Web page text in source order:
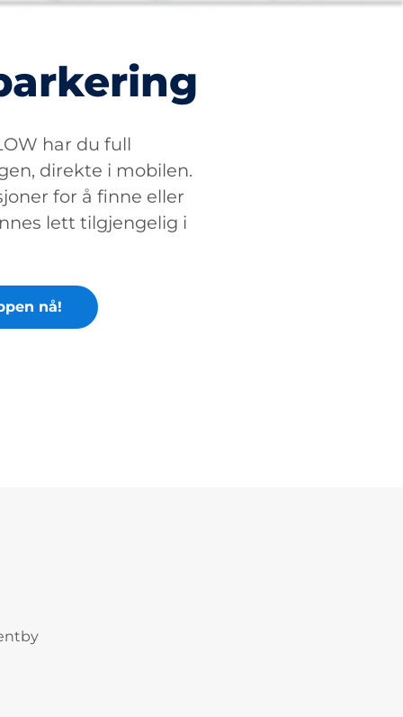
har du full
direkte i mobilen.
for å finne eller
lett tilgjengelig i
nå!